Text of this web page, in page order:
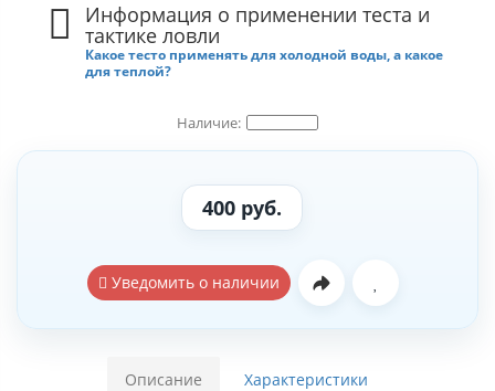
Информация о применении теста и
тактике ловли
Какое тесто применять для холодной воды, а какое
для теплой?
400 руб.
Уведомить о наличии
Описание Характеристики